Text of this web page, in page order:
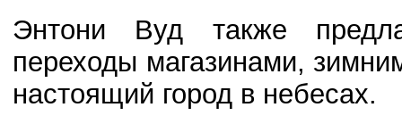
Энтони Вуд также
переходы магазинами,
настоящий город в небесах.